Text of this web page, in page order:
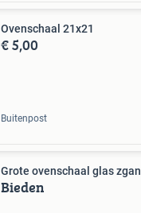
Ovenschaal 21x21
€ 5,00
Buitenpost
Grote ovenschaal glas zgan
Bieden